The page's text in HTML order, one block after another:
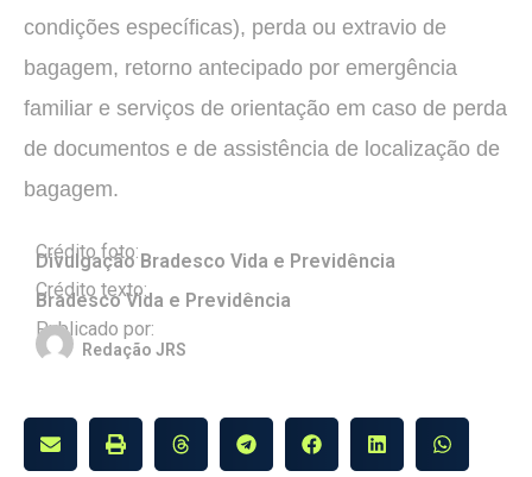
condições específicas), perda ou extravio de
bagagem, retorno antecipado por emergência
familiar e serviços de orientação em caso de perda
de documentos e de assistência de localização de
bagagem.
Crédito foto:
Divulgação Bradesco Vida e Previdência
Crédito texto:
Bradesco Vida e Previdência
Publicado por:
Redação JRS